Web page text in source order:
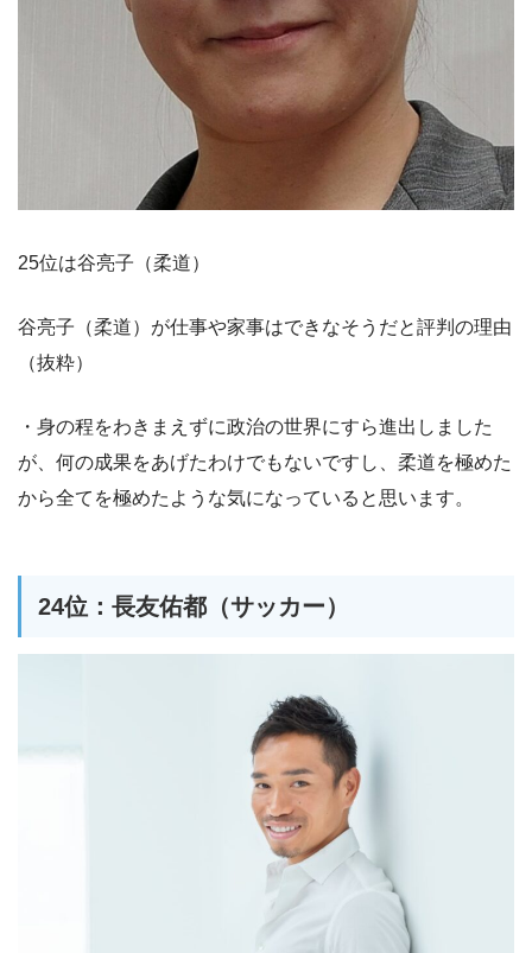
25位は谷亮子（柔道）
谷亮子（柔道）が仕事や家事はできなそうだと評判の理由
（抜粋）
・身の程をわきまえずに政治の世界にすら進出しました
が、何の成果をあげたわけでもないですし、柔道を極めた
から全てを極めたような気になっていると思います。
24位：長友佑都（サッカー）